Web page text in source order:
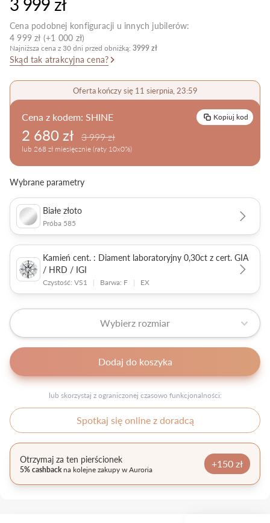
Cena podobnej konfiguracji u innych jubilerów:
4 999 zł (+1 000 zł)
Najniższa cena z 30 dni przed obniżką: 3999 zł
Skąd tak atrakcyjna cena?
Oferta kończy się 11 sierpnia, 23:59
Cena z kodem: SHINE Kopiuj kod
2 680 zł 3 999 zł
lub 268 zł miesięcznie (raty 10x0%)
Wybrane parametry
Białe złoto
Próba 585
Kamień cent. : Diament laboratoryjny 0,30ct z cert. GIA
/ HRD / IGI
Czystość: VS1 | Barwa: F | EX
Wybierz rozmiar
Dodaj do koszyka
lub skorzystaj z ograniczonej czasowo funkcjonalności:
Spotkaj się online z doradcą
Otrzymaj za ten pierścionek
5% cashbackna kolejne zakupy w Auroria +150 zł